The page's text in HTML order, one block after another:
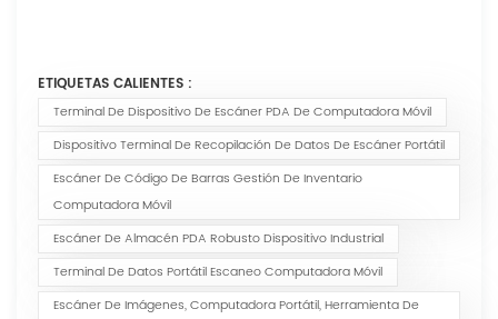
ETIQUETAS CALIENTES :
Terminal De Dispositivo De Escáner PDA De Computadora Móvil
Dispositivo Terminal De Recopilación De Datos De Escáner Portátil
Escáner De Código De Barras Gestión De Inventario
Computadora Móvil
Escáner De Almacén PDA Robusto Dispositivo Industrial
Terminal De Datos Portátil Escaneo Computadora Móvil
Escáner De Imágenes, Computadora Portátil, Herramienta De